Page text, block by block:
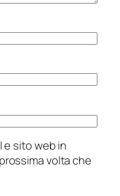
e sito web in
volta che